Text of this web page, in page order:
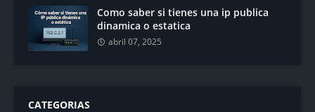
Como saber si tienes una ip publica
dinamica o estatica
abril 07, 2025
CATEGORIAS